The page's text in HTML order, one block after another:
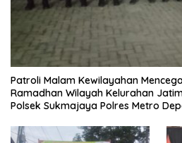
Patroli Malam Kewilayahan
Ramadhan Wilayah Kelurahan
Polsek Sukmajaya Polres Metro